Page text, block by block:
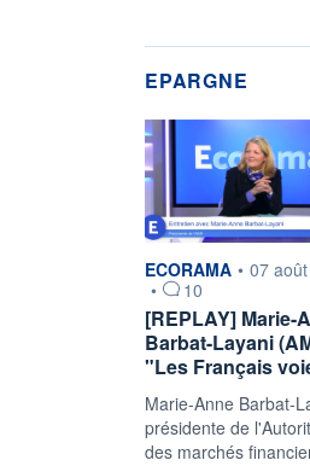
EPARGNE
information fournie par
ECORAMA • 07 août
•
10
[REPLAY] Marie-
Barbat-Layani
"Les Français
Marie-Anne Barbat-
présidente de
des marchés